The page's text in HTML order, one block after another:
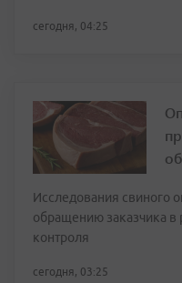
сегодня, 04:25
Исследования свиного
обращению заказчика в
контроля
сегодня, 03:25